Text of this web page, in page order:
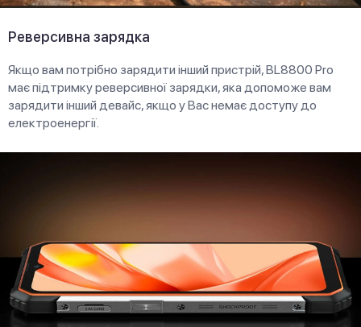
Реверсивна зарядка
Якщо вам потрібно зарядити інший пристрій, BL8800 Pro
має підтримку реверсивної зарядки, яка допоможе вам
зарядити інший девайс, якщо у Вас немає доступу до
електроенергії.